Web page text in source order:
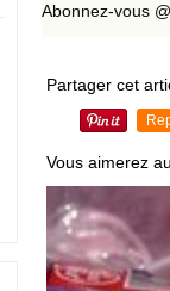
Abonnez-vous
Partager cet
Vous aimerez